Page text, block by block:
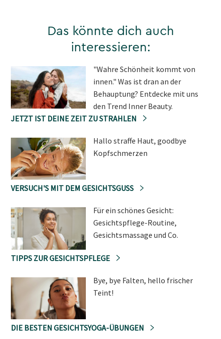
Das könnte dich auch
interessieren:
"Wahre Schönheit kommt von
innen." Was ist dran an der
Behauptung? Entdecke mit uns
den Trend Inner Beauty.
JETZT IST DEINE ZEIT ZU STRAHLEN
Hallo straffe Haut, goodbye
Kopfschmerzen
VERSUCH'S MIT DEM GESICHTSGUSS
Für ein schönes Gesicht:
Gesichtspflege-Routine,
Gesichtsmassage und Co.
TIPPS ZUR GESICHTSPFLEGE
Bye, bye Falten, hello frischer
Teint!
DIE BESTEN GESICHTSYOGA-ÜBUNGEN